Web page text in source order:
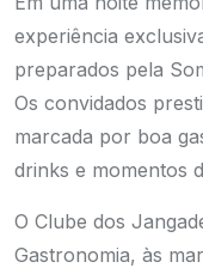
experiência
preparados pela
Os convidados
marcada por boa
drinks e momentos
O Clube dos
Gastronomia, às